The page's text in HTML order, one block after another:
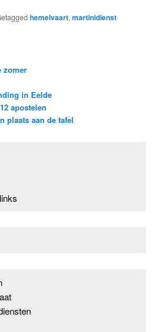
hemelvaart,martinidienst
zomer
in Eelde
apostelen
plaats aan de tafel